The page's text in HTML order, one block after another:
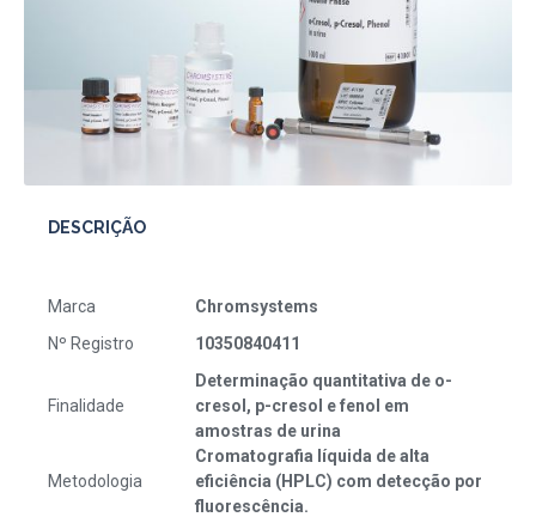
DESCRIÇÃO
Marca
Chromsystems
Nº Registro
10350840411
Finalidade
Determinação quantitativa de o-
cresol, p-cresol e fenol em
amostras de urina
Metodologia
Cromatografia líquida de alta
eficiência (HPLC) com detecção por
fluorescência.